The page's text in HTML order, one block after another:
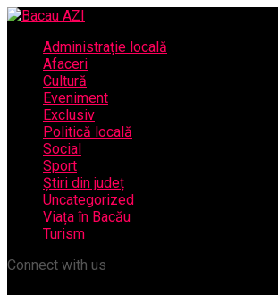
Administrație locală
Afaceri
Cultură
Eveniment
Exclusiv
Politică locală
Social
Sport
Știri din județ
Uncategorized
Viața în Bacău
Turism
Connect with us